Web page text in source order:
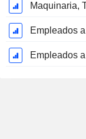
Maquinaria,
Empleados
Empleados